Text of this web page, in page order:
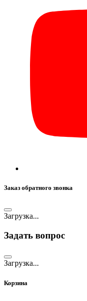
Заказ обратного звонка
Загрузка...
Задать вопрос
Загрузка...
Корзина